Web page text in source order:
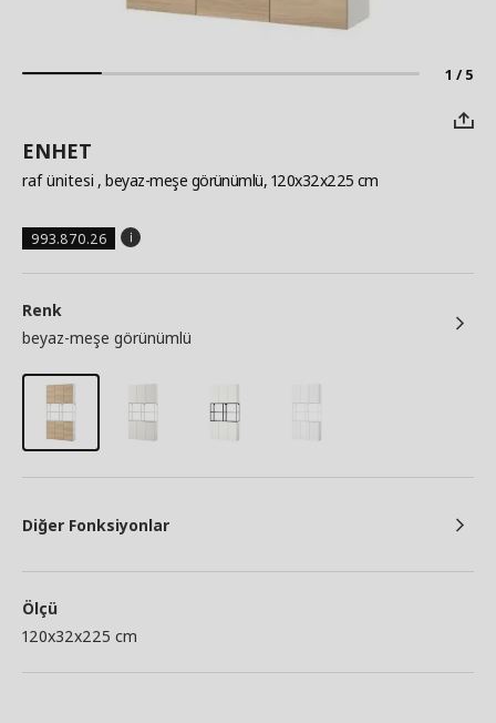
1 / 5
ENHET
raf ünitesi , beyaz-meşe görünümlü, 120x32x225 cm
993.870.26
Renk
beyaz-meşe görünümlü
Diğer Fonksiyonlar
Ölçü
120x32x225 cm